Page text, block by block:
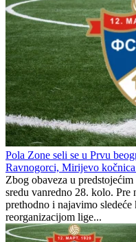
Pola Zone seli se u Prvu
Ravnogorci, Mirijevo
Zbog obaveza u
sredu vanredno 28. kolo. Pre
prethodno i najavimo sledeće
reorganizacijom lige...